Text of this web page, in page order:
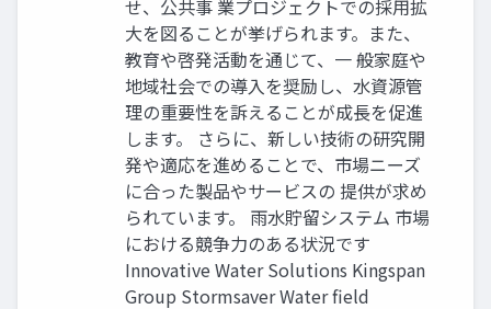
せ、公共事 業プロジェクトでの採用拡
大を図ることが挙げられます。また、
教育や啓発活動を通じて、一 般家庭や
地域社会での導入を奨励し、水資源管
理の重要性を訴えることが成長を促進
します。 さらに、新しい技術の研究開
発や適応を進めることで、市場ニーズ
に合った製品やサービスの 提供が求め
られています。 雨水貯留システム 市場
における競争力のある状況です
Innovative Water Solutions Kingspan
Group Stormsaver Water field